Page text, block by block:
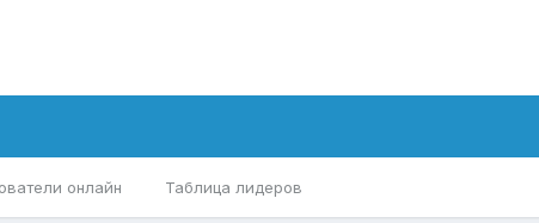
онлайн Таблица лидеров